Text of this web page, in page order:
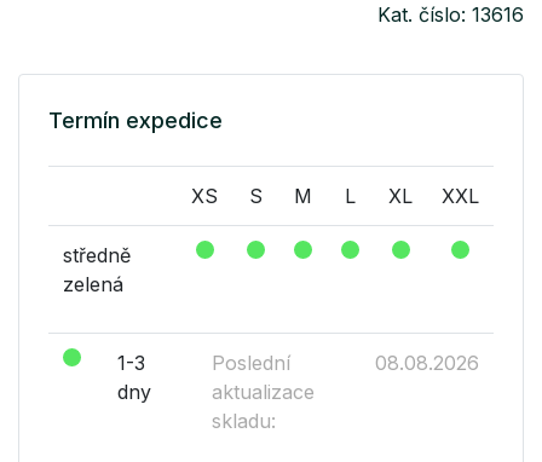
Kat. číslo: 13616
Termín expedice
XS S M L XL XXL
středně
zelená
1-3
dny
Poslední
aktualizace
skladu:
08.08.2026